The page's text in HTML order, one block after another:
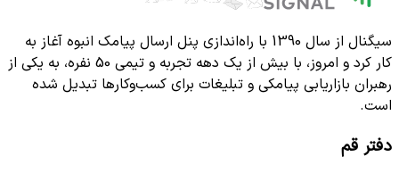
سیگنال از سال 1390 با راه‌اندازی پنل ارسال پیامک انبوه آغاز به
کار کرد و امروز، با بیش از یک دهه تجربه و تیمی 50 نفره، به یکی از
رهبران بازاریابی پیامکی و تبلیغات برای کسب‌وکارها تبدیل شده
است.
دفتر قم